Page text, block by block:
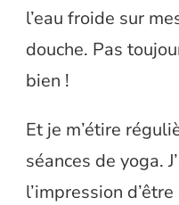
l’eau froide sur
douche. Pas
bien !
Et je m’étire
séances de yoga.
l’impression